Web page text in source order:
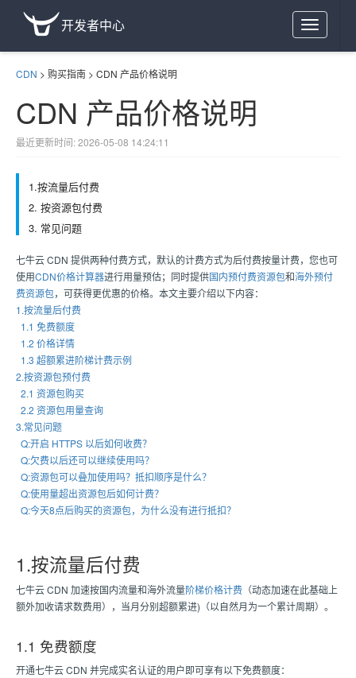
Toggle
navigation
开发者中心
CDN > 购买指南 > CDN 产品价格说明
CDN 产品价格说明
最近更新时间: 2026-05-08 14:24:11
1.按流量后付费
2. 按资源包付费
3. 常见问题
七牛云 CDN 提供两种付费方式，默认的计费方式为后付费按量计费，您也可
使用CDN价格计算器进行用量预估；同时提供国内预付费资源包和海外预付
费资源包，可获得更优惠的价格。本文主要介绍以下内容：
1.按流量后付费
1.1 免费额度
1.2 价格详情
1.3 超额累进阶梯计费示例
2.按资源包预付费
2.1 资源包购买
2.2 资源包用量查询
3.常见问题
Q:开启 HTTPS 以后如何收费？
Q:欠费以后还可以继续使用吗？
Q:资源包可以叠加使用吗？抵扣顺序是什么？
Q:使用量超出资源包后如何计费？
Q:今天8点后购买的资源包，为什么没有进行抵扣？
1.按流量后付费
七牛云 CDN 加速按国内流量和海外流量阶梯价格计费 （动态加速在此基础上
额外加收请求数费用），当月分别超额累进)（以自然月为一个累计周期）。
1.1 免费额度
开通七牛云 CDN 并完成实名认证的用户即可享有以下免费额度：